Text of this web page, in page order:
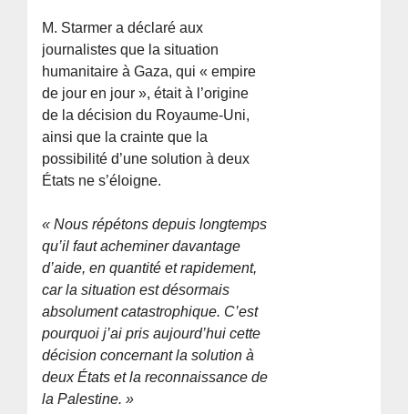
M. Starmer a déclaré aux
journalistes que la situation
humanitaire à Gaza, qui « empire
de jour en jour », était à l’origine
de la décision du Royaume-Uni,
ainsi que la crainte que la
possibilité d’une solution à deux
États ne s’éloigne.
« Nous répétons depuis longtemps
qu’il faut acheminer davantage
d’aide, en quantité et rapidement,
car la situation est désormais
absolument catastrophique. C’est
pourquoi j’ai pris aujourd’hui cette
décision concernant la solution à
deux États et la reconnaissance de
la Palestine. »